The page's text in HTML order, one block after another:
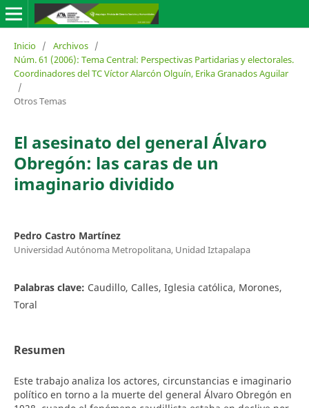
Inicio / Archivos /
Núm. 61 (2006): Tema Central: Perspectivas Partidarias y electorales.
Coordinadores del TC Víctor Alarcón Olguín, Erika Granados Aguilar
/
Otros Temas
El asesinato del general Álvaro
Obregón: las caras de un
imaginario dividido
Pedro Castro Martínez
Universidad Autónoma Metropolitana, Unidad Iztapalapa
Palabras clave: Caudillo, Calles, Iglesia católica, Morones,
Toral
Resumen
Este trabajo analiza los actores, circunstancias e imaginario
político en torno a la muerte del general Álvaro Obregón en